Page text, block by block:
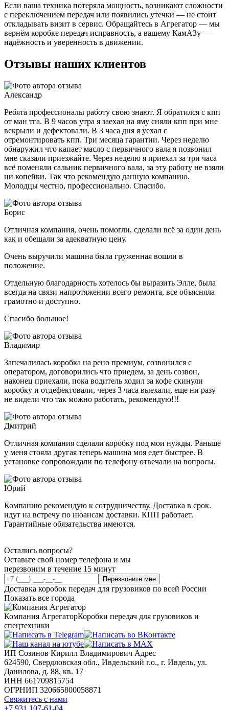
Если ваша техника потеряла мощность, возникают сложности
с переключением передач или появились утечки — не стоит
откладывать визит в сервис. Обращайтесь в Агрегатор — мы
вернём коробке передач исправность, а вашему КамАЗу —
надёжность и уверенность в движении.
Отзывы наших клиентов
Александр
Ребята профессионалы работу свою знают. Я обратился с кпп
от ман тга. В 9 часов утра я заехал на яму сняли кпп при мне
вскрыли и дефектовали. В 3 часа дня я уехал с
отремонтировать кпп. Три месяца гарантии. Через неделю
обнаружил что капает масло с первичного вала я позвонил
мне сказали приезжайте. Через неделю я приехал за три часа
всё поменяли сальник первичного вала, за эту работу не взяли
ни копейки. Так что рекомендую данную компанию.
Молодцы честно, профессионально. Спасибо.
Борис
Отличная компания, очень помогли, сделали всё за один день
как и обещали за адекватную цену.
Очень выручили машина была груженная вошли в
положение.
Отдельную благодарность хотелось бы выразить Элле, была
всегда на связи напротяжении всего ремонта, все объясняла
грамотно и доступно.
Спасибо большое!
Владимир
Запечалилась коробка на рено премиум, созвонился с
оператором, договорились что приедем, за день созвон,
наконец приехали, пока водитель ходил за кофе скинули
коробку и отдефектовали, через 3 часа выехали, еще ни разу
не видели что так можно работать, рекомендую!!!
Дмитрий
Отличная компания сделали коробку под мои нужды. Раньше
у меня стояла другая теперь машина моя едет быстрее. В
установке сопровождали по телефону отвечали на вопросы.
Юрий
Компанию рекомендую к сотрудничеству. Доставка в срок.
идут на встречу по нюансам доставки. КПП работает.
Гарантийные обязательства имеются.
Остались вопросы?
Оставьте свой номер телефона и мы
перезвоним в течение 15 минут
Перезвоните мне
Доставка коробок передач для грузовиков по всей России
Показать все города
Компания АгрегаторКоробки передач для грузовиков и
спецтехники
ИП Созинов Кирилл Владимирович Адрес
624590, Свердловская обл., Ивдельский г.о., г. Ивдель, ул.
Данилова, д. 88, кв. 17
ИНН 661709815754
ОГРНИП 320665800058871
Свяжитесь с нами
+7 931 107-61-04